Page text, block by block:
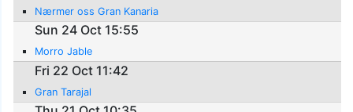
Nærmer oss Gran Kanaria
Sun 24 Oct 15:55
Morro Jable
Fri 22 Oct 11:42
Gran Tarajal